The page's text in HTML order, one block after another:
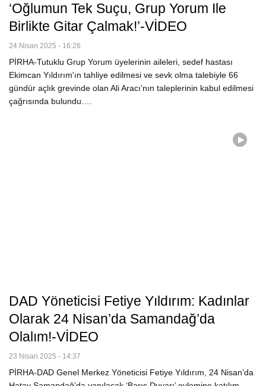
‘Oğlumun Tek Suçu, Grup Yorum Ile
Birlikte Gitar Çalmak!’-VİDEO
24 Nisan 2025 - 16:26
PİRHA-Tutuklu Grup Yorum üyelerinin aileleri, sedef hastası
Ekimcan Yıldırım'ın tahliye edilmesi ve sevk olma talebiyle 66
gündür açlık grevinde olan Ali Aracı'nın taleplerinin kabul edilmesi
çağrısında bulundu.…
DAD Yöneticisi Fetiye Yıldırım: Kadınlar
Olarak 24 Nisan’da Samandağ’da
Olalım!-VİDEO
23 Nisan 2025 - 14:37
PİRHA-DAD Genel Merkez Yöneticisi Fetiye Yıldırım, 24 Nisan’da